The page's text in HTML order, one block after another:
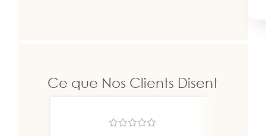
Ce que Nos Clients Disent